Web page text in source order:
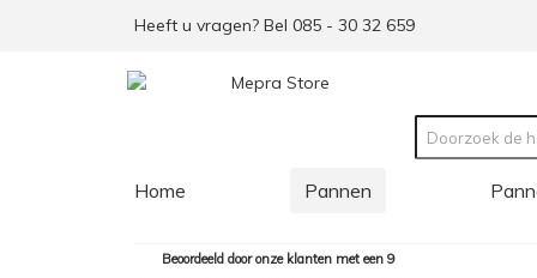
Heeft u vragen? Bel 085 - 30 32 659
Home Pannen
Beoordeeld door onze klanten met een 9